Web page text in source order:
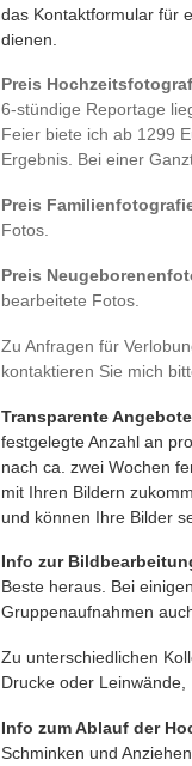
das Kontaktformular für
dienen.
Preis
6-stündige Reportage
Feier biete ich ab 1299
Ergebnis. Bei einer
Preis
Fotos.
Preis
bearbeitete Fotos.
Zu Anfragen für
kontaktieren Sie mich
Transparente Angebote
festgelegte Anzahl an
nach ca. zwei Wochen
mit Ihren Bildern
und können Ihre Bilder
Info zur
Beste heraus. Bei
Gruppenaufnahmen
Zu unterschiedlichen
Drucke oder
Info zum Ablauf der
Schminken und